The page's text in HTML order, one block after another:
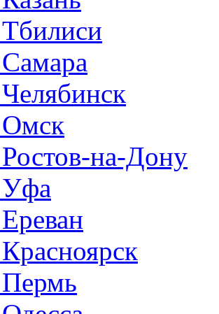
Тбилиси
Самара
Челябинск
Омск
Ростов-на-Дону
Уфа
Ереван
Красноярск
Пермь